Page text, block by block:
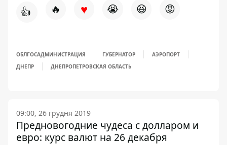
👍 🔥 ♥ 😭 😆 😡
ОБЛГОСАДМИНИСТРАЦИЯ ГУБЕРНАТОР
АЭРОПОРТ
ДНЕПР
ДНЕПРОПЕТРОВСКАЯ ОБЛАСТЬ
09:00, 26 грудня 2019
Предновогодние чудеса с долларом и
евро: курс валют на 26 декабря